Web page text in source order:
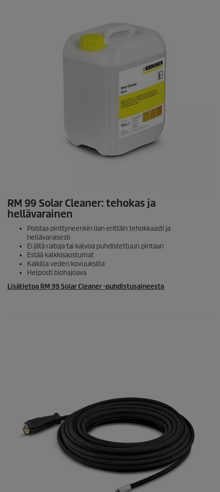
RM 99 Solar Cleaner: tehokas ja
hellävarainen
Poistaa pinttyneenkin lian erittäin tehokkaasti ja
hellävaraisesti
Ei jätä raitoja tai kalvoa puhdistettuun pintaan
Estää kalkkisaostumat
Kaikilla veden kovuuksilla
Helposti biohajoava
Lisätietoa RM 99 Solar Cleaner -puhdistusaineesta